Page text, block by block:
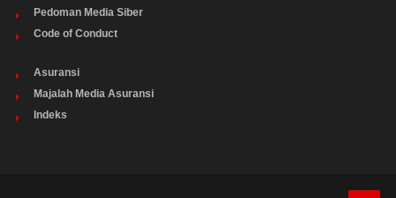
Pedoman Media Siber
Code of Conduct
Asuransi
Majalah Media Asuransi
Indeks